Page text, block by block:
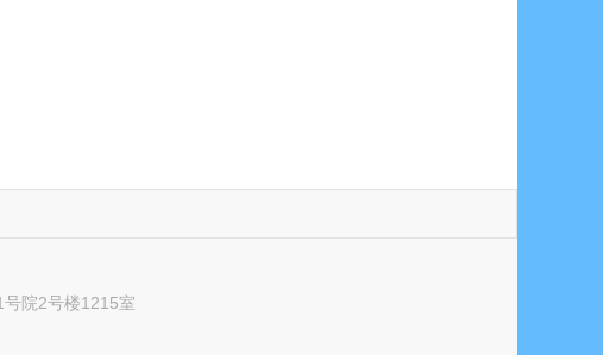
院2号楼1215室